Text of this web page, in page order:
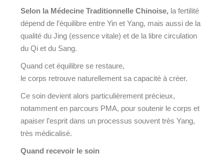
Selon la Médecine Traditionnelle Chinoise, la fertilité
dépend de l’équilibre entre Yin et Yang, mais aussi de la
qualité du Jing (essence vitale) et de la libre circulation
du Qi et du Sang.
Quand cet équilibre se restaure,
le corps retrouve naturellement sa capacité à créer.
Ce soin devient alors particulièrement précieux,
notamment en parcours PMA, pour soutenir le corps et
apaiser l’esprit dans un processus souvent très Yang,
très médicalisé.
Quand recevoir le soin